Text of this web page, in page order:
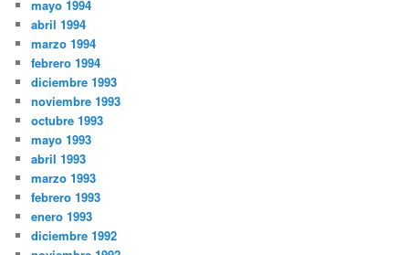
mayo 1994
abril 1994
marzo 1994
febrero 1994
diciembre 1993
noviembre 1993
octubre 1993
mayo 1993
abril 1993
marzo 1993
febrero 1993
enero 1993
diciembre 1992